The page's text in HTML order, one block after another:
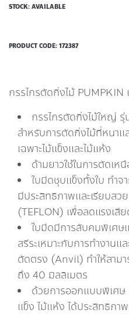
STOCK: AVAILABLE
PRODUCT CODE: 172387
กรรไกรตัดกิ่งไม้ PUMPKIN
กรรไกรตัดกิ่งไม้ใหญ่ รุ่
สำหรับการตัดกิ่งไม้ที่หนาแ
เฉพาะไม้แข็งและไม้แห้ง
ด้ามยาวใช้ในการตัดเห
ใบมีดชุบแข็งทั้งใบ ทำจ
มีประสิทธิภาพและเรียบสว
(TEFLON) เพื่อลดแรงเสี
ใบมีดมีการลับคมพิเศษ
สรีระเหมาะกับการทำงาน
ตัดตรง (Anvil) ทำให้สาม
ถึง 40 มิลลิเมตร
ด้วยการออกแบบพิเศษ
แข็ง ไม้แห้ง ได้ประสิทธิภา